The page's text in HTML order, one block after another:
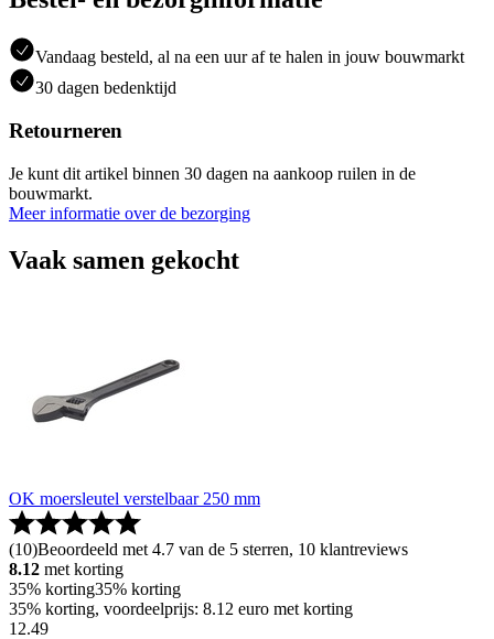
Vandaag besteld, al na een uur af te halen in jouw bouwmarkt
30 dagen bedenktijd
Retourneren
Je kunt dit artikel binnen 30 dagen na aankoop ruilen in de
bouwmarkt.
Meer informatie over de bezorging
Vaak samen gekocht
OK moersleutel verstelbaar 250 mm
(10)Beoordeeld met 4.7 van de 5 sterren, 10 klantreviews
8.12 met korting
35% korting35% korting
35% korting, voordeelprijs: 8.12 euro met korting
12.49